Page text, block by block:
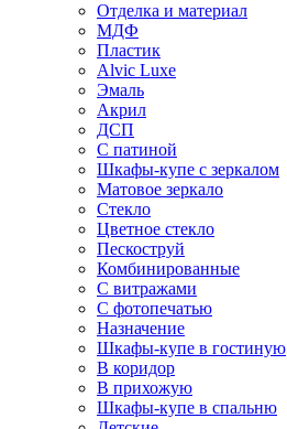
Отделка и материал
МДФ
Пластик
Alvic Luxe
Эмаль
Акрил
ДСП
С патиной
Шкафы-купе с зеркалом
Матовое зеркало
Стекло
Цветное стекло
Пескоструй
Комбинированные
С витражами
С фотопечатью
Назначение
Шкафы-купе в гостиную
В коридор
В прихожую
Шкафы-купе в спальню